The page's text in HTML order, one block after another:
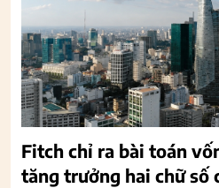
Fitch chỉ ra bài toán
tăng trưởng hai chữ số